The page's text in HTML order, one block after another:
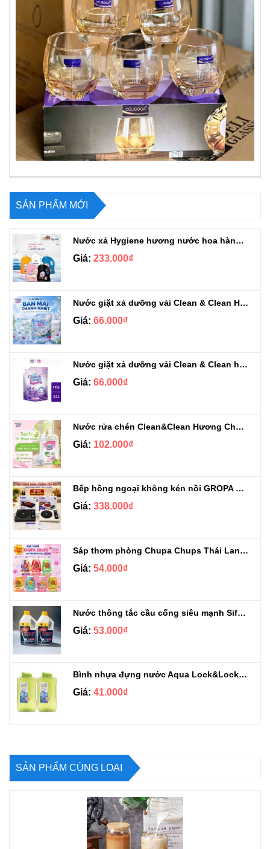
SẢN PHẨM MỚI
Nước xả Hygiene hương nước hoa hàng chuẩn Thái can 3L3
Giá: 233.000₫
Nước giặt xả dưỡng vải Clean & Clean Hương Ban Mai 3.2kg
Giá: 66.000₫
Nước giặt xả dưỡng vải Clean & Clean hương Violet 3.2kg
Giá: 66.000₫
Nước rửa chén Clean&Clean Hương Chanh Can 5L
Giá: 102.000₫
Bếp hồng ngoại không kén nồi GROPA G1-608
Giá: 338.000₫
Sáp thơm phòng Chupa Chups Thái Lan 230g
Giá: 54.000₫
Nước thông tắc cầu cống siêu mạnh Sifa 1.4kg
Giá: 53.000₫
Bình nhựa đựng nước Aqua Lock&Lock 2.1L
Giá: 41.000₫
SẢN PHẨM CÙNG LOẠI